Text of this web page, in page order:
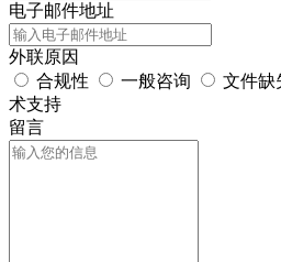
电子邮件地址
外联原因
合规性
一般咨询 文件缺
术支持
留言